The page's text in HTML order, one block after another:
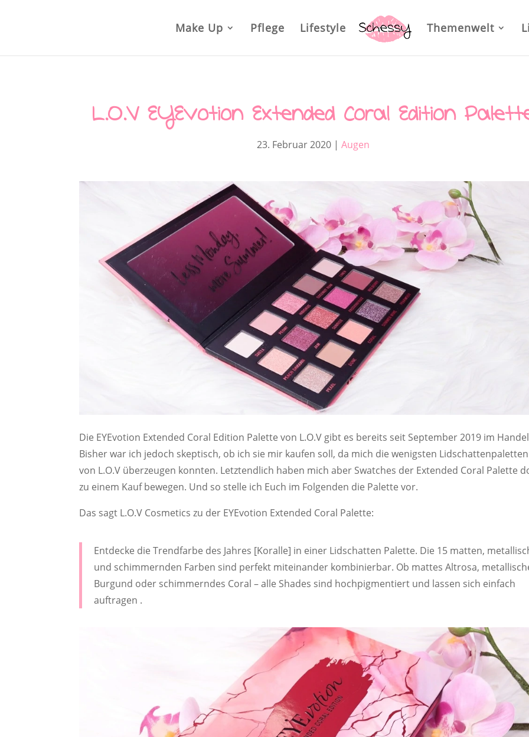
Make Up Pflege Lifestyle Themenwelt
L.O.V EYEvotion Extended Coral Edition
23. Februar 2020| Augen
Die EYEvotion Extended Coral Edition Palette von L.O.V gibt es bereits seit September 2019 im
Bisher war ich jedoch skeptisch, ob ich sie mir kaufen soll, da mich die wenigsten Lidschattenpaletten
von L.O.V überzeugen konnten. Letztendlich haben mich aber Swatches der Extended Coral Palette
zu einem Kauf bewegen. Und so stelle ich Euch im Folgenden die Palette vor.
Das sagt L.O.V Cosmetics zu der EYEvotion Extended Coral Palette:
Entdecke die Trendfarbe des Jahres [Koralle] in einer Lidschatten Palette. Die 15 matten,
und schimmernden Farben sind perfekt miteinander kombinierbar. Ob mattes Altrosa,
Burgund oder schimmerndes Coral – alle Shades sind hochpigmentiert und lassen sich einfach
auftragen .